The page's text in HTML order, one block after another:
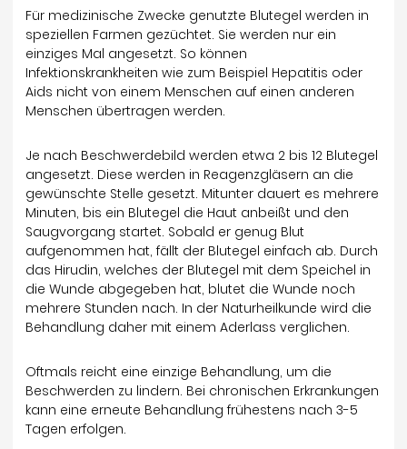
Für medizinische Zwecke genutzte Blutegel werden in
speziellen Farmen gezüchtet. Sie werden nur ein
einziges Mal angesetzt. So können
Infektionskrankheiten wie zum Beispiel Hepatitis oder
Aids nicht von einem Menschen auf einen anderen
Menschen übertragen werden.
Je nach Beschwerdebild werden etwa 2 bis 12 Blutegel
angesetzt. Diese werden in Reagenzgläsern an die
gewünschte Stelle gesetzt. Mitunter dauert es mehrere
Minuten, bis ein Blutegel die Haut anbeißt und den
Saugvorgang startet. Sobald er genug Blut
aufgenommen hat, fällt der Blutegel einfach ab. Durch
das Hirudin, welches der Blutegel mit dem Speichel in
die Wunde abgegeben hat, blutet die Wunde noch
mehrere Stunden nach. In der Naturheilkunde wird die
Behandlung daher mit einem Aderlass verglichen.
Oftmals reicht eine einzige Behandlung, um die
Beschwerden zu lindern. Bei chronischen Erkrankungen
kann eine erneute Behandlung frühestens nach 3-5
Tagen erfolgen.